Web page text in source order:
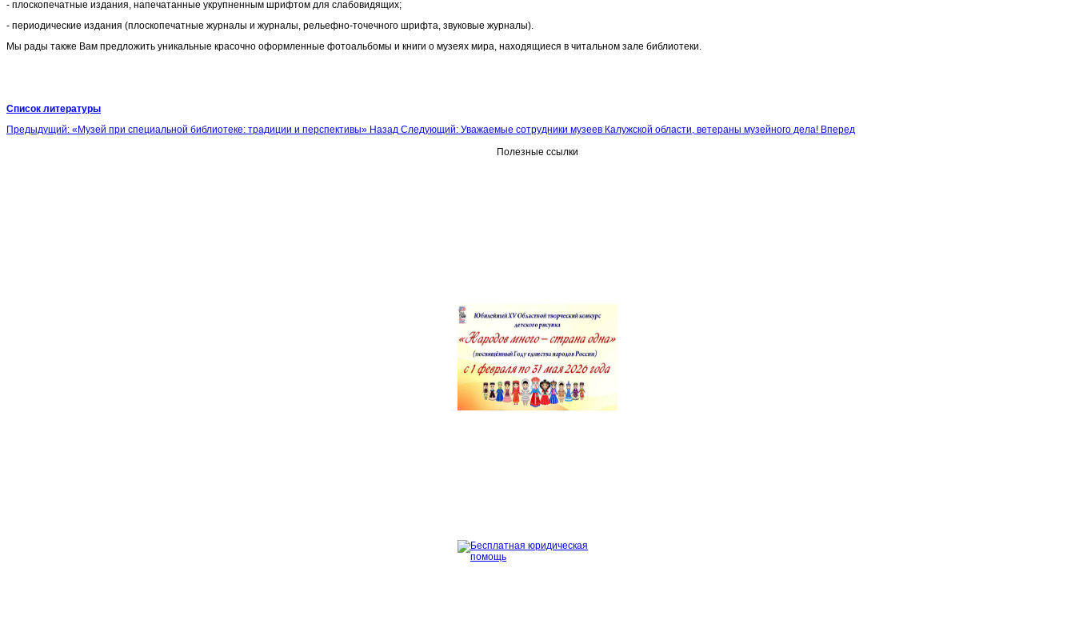
- плоскопечатные издания, напечатанные укрупненным шрифтом для слабовидящих;
- периодические издания (плоскопечатные журналы и журналы, рельефно-точечного шрифта, звуковые журналы).
Мы рады также Вам предложить уникальные красочно оформленные фотоальбомы и книги о музеях мира, находящиеся в читальном зале библиотеки.
Список литературы
Предыдущий: «Музей при специальной библиотеке: традиции и перспективы» Назад Следующий: Уважаемые сотрудники музеев Калужской области, ветераны музейного дела! Вперед
Полезные ссылки